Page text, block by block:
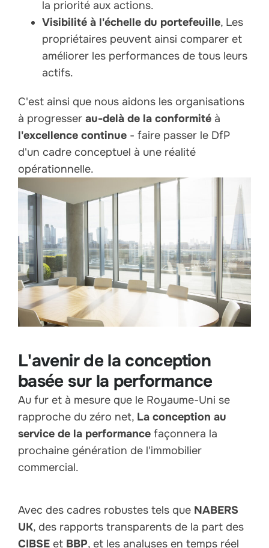
la priorité aux actions.
Visibilité à l'échelle du portefeuille, Les
propriétaires peuvent ainsi comparer et
améliorer les performances de tous leurs
actifs.
C'est ainsi que nous aidons les organisations
à progresser au-delà de la conformité à
l'excellence continue - faire passer le DfP
d'un cadre conceptuel à une réalité
opérationnelle.
L'avenir de la conception
basée sur la performance
Au fur et à mesure que le Royaume-Uni se
rapproche du zéro net, La conception au
service de la performance façonnera la
prochaine génération de l'immobilier
commercial.
Avec des cadres robustes tels que NABERS
UK, des rapports transparents de la part des
CIBSE et BBP, et les analyses en temps réel